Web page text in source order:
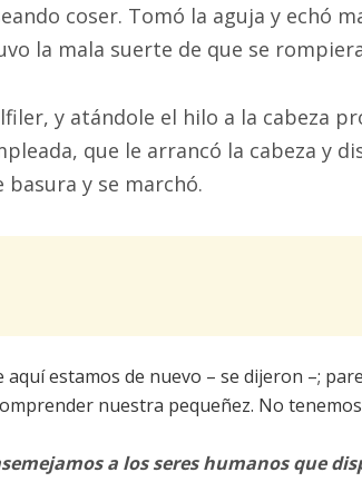
coser. Tomó la aguja y echó
la mala suerte de que se
y atándole el hilo a la cabeza
que le arrancó la cabeza y
y se marchó.
aquí estamos de nuevo – se dijeron –;
nuestra pequeñez. No
a los seres humanos que